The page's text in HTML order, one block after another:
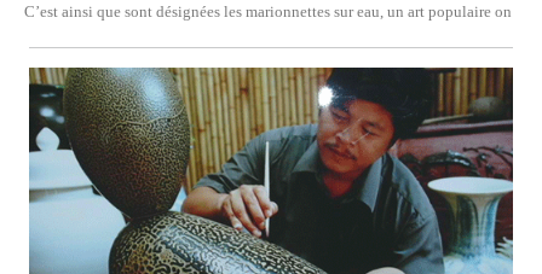
C’est ainsi que sont désignées les marionnettes sur eau, un art populaire on